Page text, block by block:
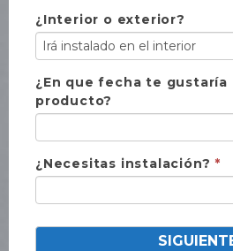
¿Interior o exterior?
¿En que fecha te gustaría
producto?
¿Necesitas instalación? *